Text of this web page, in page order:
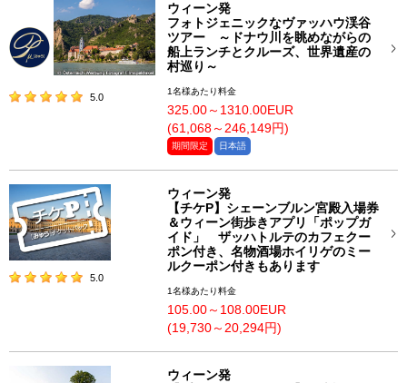
5.0
ウィーン発
フォトジェニックなヴァッハウ渓谷
ツアー ～ドナウ川を眺めながらの
船上ランチとクルーズ、世界遺産の
村巡り～
1名様あたり料金
325.00～1310.00EUR
(61,068～246,149円)
期間限定 日本語
5.0
ウィーン発
【チケP】シェーンブルン宮殿入場券
＆ウィーン街歩きアプリ「ポップガ
イド」 ザッハトルテのカフェクー
ポン付き、名物酒場ホイリゲのミー
ルクーポン付きもあります
1名様あたり料金
105.00～108.00EUR
(19,730～20,294円)
ウィーン発